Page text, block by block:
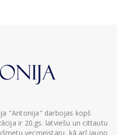
"Antonija" darbojas kopš
ir 20.gs. latviešu un cittautu
vecmeistaru, kā arī jauno